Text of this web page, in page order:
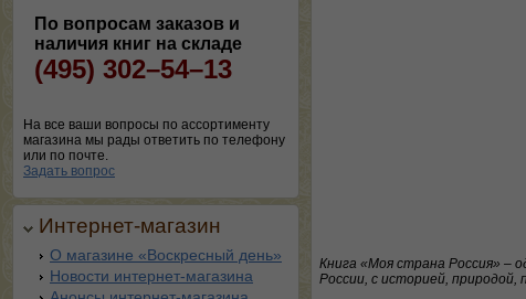
По вопросам заказов и
наличия книг на складе
(495) 302–54–13
На все ваши вопросы по ассортименту
магазина мы рады ответить по телефону
или по почте.
Задать вопрос
Интернет-магазин
О магазине «Воскресный день»
Новости интернет-магазина
Книга «Моя страна Россия» –
России, с историей,